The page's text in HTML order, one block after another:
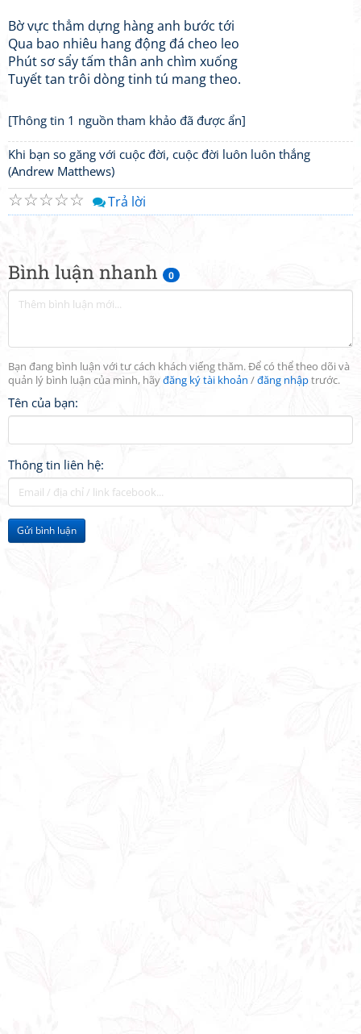
Bình luận nhanh 0
Bạn đang bình luận với tư cách khách viếng thăm. Để có thể theo dõi và
quản lý bình luận của mình, hãyđăng ký tài khoản /đăng nhậptrước.
Tên của bạn:
Thông tin liên hệ:
Gửi bình luận
Bờ vực thẳm dựng hàng anh bước tới
Qua bao nhiêu hang động đá cheo leo
Phút sơ sẩy tấm thân anh chìm xuống
Tuyết tan trôi dòng tinh tú mang theo.
[Thông tin 1 nguồn tham khảo đã được ẩn]
Khi bạn so găng với cuộc đời, cuộc đời luôn luôn thắng
(Andrew Matthews)
☆
☆
☆
☆
☆ Trả lời